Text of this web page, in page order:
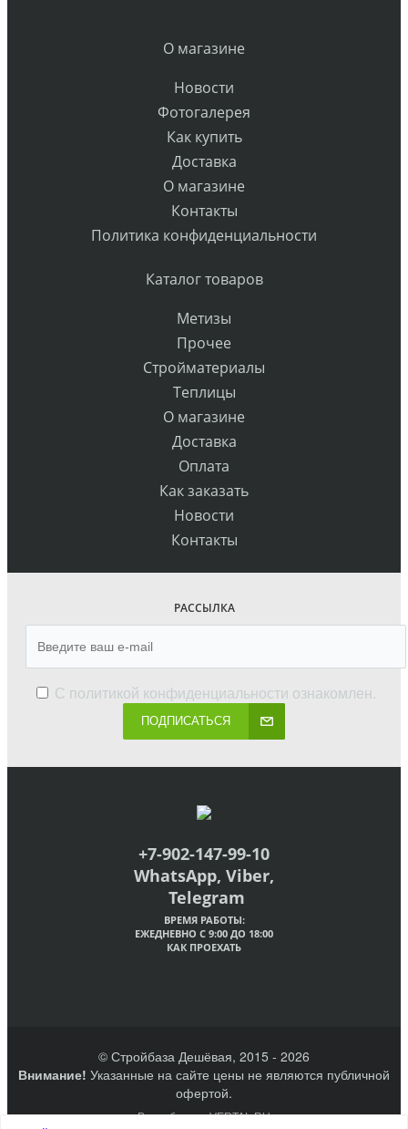
О магазине
Новости
Фотогалерея
Как купить
Доставка
О магазине
Контакты
Политика конфиденциальности
Каталог товаров
Метизы
Прочее
Стройматериалы
Теплицы
О магазине
Доставка
Оплата
Как заказать
Новости
Контакты
РАССЫЛКА
С политикой конфиденциальности ознакомлен.
ПОДПИСАТЬСЯ
+7-902-147-99-10
WhatsApp, Viber,
Telegram
ВРЕМЯ РАБОТЫ:
ЕЖЕДНЕВНО С 9:00 ДО 18:00
КАК ПРОЕХАТЬ
© Стройбаза Дешёвая, 2015 - 2026
Внимание! Указанные на сайте цены не являются публичной
офертой.
Разработано VERTAL.RU